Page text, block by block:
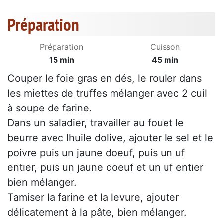
Préparation
Préparation
15 min
Cuisson
45 min
Couper le foie gras en dés, le rouler dans
les miettes de truffes mélanger avec 2 cuil
à soupe de farine.
Dans un saladier, travailler au fouet le
beurre avec lhuile dolive, ajouter le sel et le
poivre puis un jaune doeuf, puis un uf
entier, puis un jaune doeuf et un uf entier
bien mélanger.
Tamiser la farine et la levure, ajouter
délicatement à la pâte, bien mélanger.